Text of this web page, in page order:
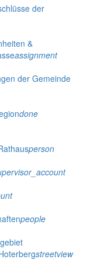
der
&
assignment
der Gemeinde
done
person
people
streetview